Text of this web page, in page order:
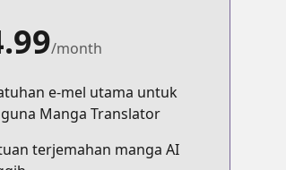
/month
e-mel utama untuk
Manga Translator
terjemahan manga AI